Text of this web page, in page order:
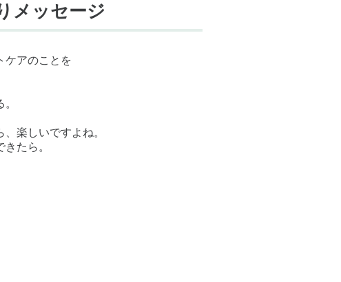
メッセージ
ケアのことを
楽しいですよね。
たら。